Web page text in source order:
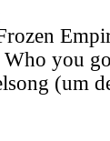
you
(um